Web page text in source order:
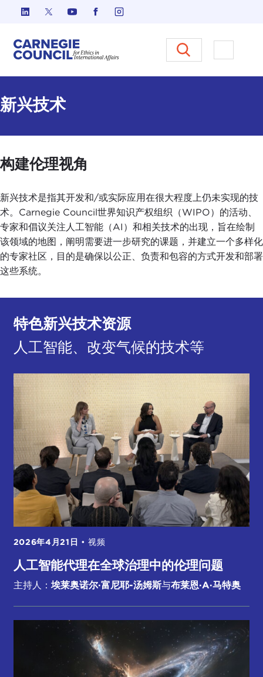
跳至内容
Carnegie Council 国际事务中的
打开菜单
新兴技术
构建伦理视角
新兴技术是指其开发和/或实际应用在很大程度上仍未实现的技
术。Carnegie Council世界知识产权组织（WIPO）的活动、
专家和倡议关注人工智能（AI）和相关技术的出现，旨在绘制
该领域的地图，阐明需要进一步研究的课题，并建立一个多样化
的专家社区，目的是确保以公正、负责和包容的方式开发和部署
这些系统。
特色新兴技术资源
人工智能、改变气候的技术等
2026年4月21日 • 视频
人工智能代理在全球治理中的伦理问题
主持人： 埃莱奥诺尔·富尼耶-汤姆斯与布莱恩·A·马特奥